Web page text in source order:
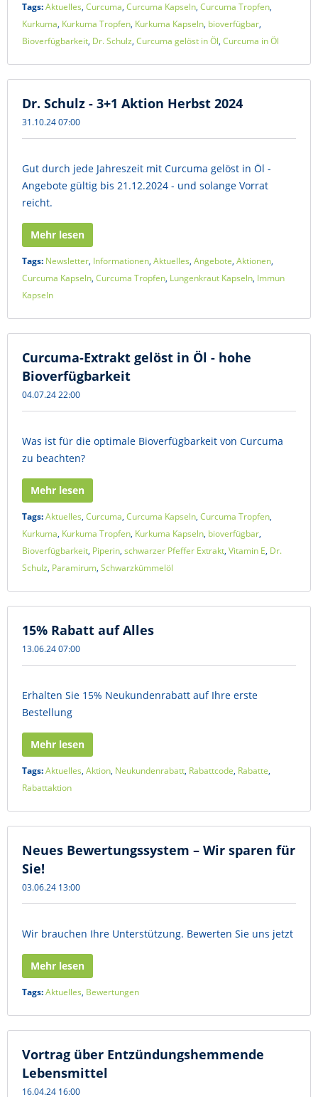
Tags:Aktuelles, Curcuma, Curcuma Kapseln, Curcuma Tropfen,
Kurkuma, Kurkuma Tropfen, Kurkuma Kapseln, bioverfügbar,
Bioverfügbarkeit, Dr. Schulz, Curcuma gelöst in Öl, Curcuma in Öl
Dr. Schulz - 3+1 Aktion Herbst 2024
31.10.24 07:00
Gut durch jede Jahreszeit mit Curcuma gelöst in Öl -
Angebote gültig bis 21.12.2024 - und solange Vorrat
reicht.
Mehr lesen
Tags: Newsletter, Informationen, Aktuelles, Angebote, Aktionen,
Curcuma Kapseln, Curcuma Tropfen, Lungenkraut Kapseln, Immun
Kapseln
Curcuma-Extrakt gelöst in Öl - hohe
Bioverfügbarkeit
04.07.24 22:00
Was ist für die optimale Bioverfügbarkeit von Curcuma
zu beachten?
Mehr lesen
Tags:Aktuelles, Curcuma, Curcuma Kapseln, Curcuma Tropfen,
Kurkuma, Kurkuma Tropfen, Kurkuma Kapseln, bioverfügbar,
Bioverfügbarkeit, Piperin, schwarzer Pfeffer Extrakt, Vitamin E, Dr.
Schulz, Paramirum, Schwarzkümmelöl
15% Rabatt auf Alles
13.06.24 07:00
Erhalten Sie 15% Neukundenrabatt auf Ihre erste
Bestellung
Mehr lesen
Tags:Aktuelles, Aktion, Neukundenrabatt, Rabattcode, Rabatte,
Rabattaktion
Neues Bewertungssystem – Wir sparen für
Sie!
03.06.24 13:00
Wir brauchen Ihre Unterstützung. Bewerten Sie uns jetzt
Mehr lesen
Tags:Aktuelles, Bewertungen
Vortrag über Entzündungshemmende
Lebensmittel
16.04.24 16:00